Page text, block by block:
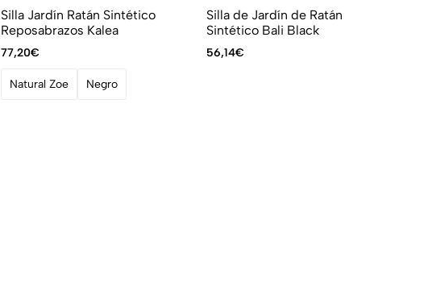
Silla Jardín Ratán Sintético
Reposabrazos Kalea
77,20€
Natural Zoe Negro
Silla de Jardín de Ratán
Sintético Bali Black
56,14€